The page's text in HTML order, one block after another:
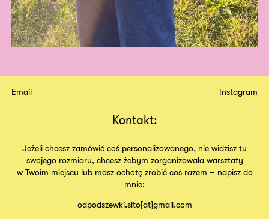
Email Instagram
Kontakt:
Jeżeli chcesz zamówić coś personalizowanego, nie widzisz tu
swojego rozmiaru, chcesz żebym zorganizowała warsztaty
w Twoim miejscu lub masz ochotę zrobić coś razem – napisz do
mnie:
odpodszewki.sito[at]gmail.com